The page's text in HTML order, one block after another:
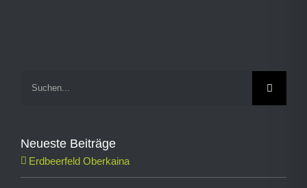
Neueste Beiträge
Erdbeerfeld Oberkaina